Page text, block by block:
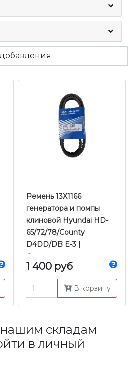
Ремень 13X1166
генератора и помпы
клиновой Hyundai HD-
65/72/78/County
D4DD/DB E-3 |
Оригинал
1 400 руб
В корзину
складам
в личный